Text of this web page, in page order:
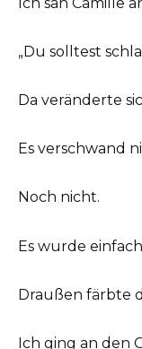
„Du solltest
Da veränderte
Es verschwand
Noch nicht.
Es wurde
Draußen färbte
Ich ging an den